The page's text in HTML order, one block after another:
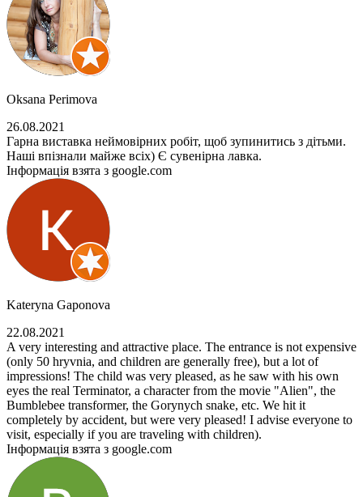
Oksana Perimova
26.08.2021
Гарна виставка неймовірних робіт, щоб зупинитись з дітьми.
Наші впізнали майже всіх) Є сувенірна лавка.
Інформація взята з google.com
Kateryna Gaponova
22.08.2021
A very interesting and attractive place. The entrance is not expensive
(only 50 hryvnia, and children are generally free), but a lot of
impressions! The child was very pleased, as he saw with his own
eyes the real Terminator, a character from the movie "Alien", the
Bumblebee transformer, the Gorynych snake, etc. We hit it
completely by accident, but were very pleased! I advise everyone to
visit, especially if you are traveling with children).
Інформація взята з google.com